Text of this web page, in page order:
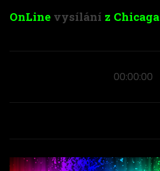
OnLine vysílání z Chicaga
00:00:00